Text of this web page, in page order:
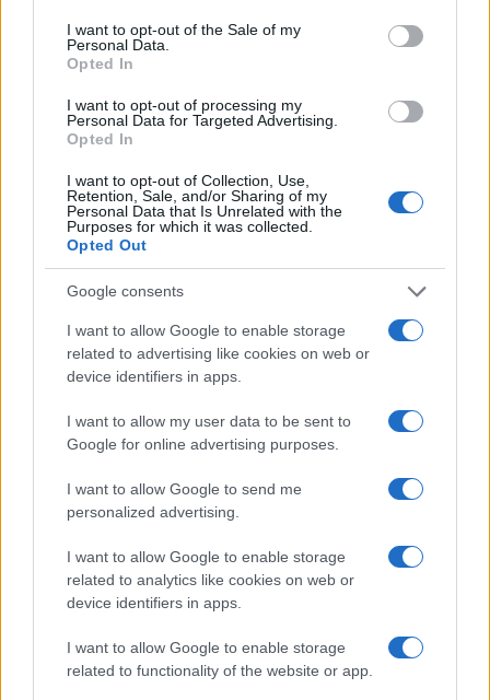
consent section.
I want to opt-out of the Sale of my
Personal Data.
Opted In
I want to opt-out of processing my
Personal Data for Targeted Advertising.
Opted In
I want to opt-out of Collection, Use,
Retention, Sale, and/or Sharing of my
Personal Data that Is Unrelated with the
Purposes for which it was collected.
Opted Out
Google consents
I want to allow Google to enable storage
related to advertising like cookies on web or
device identifiers in apps.
I want to allow my user data to be sent to
Google for online advertising purposes.
I want to allow Google to send me
personalized advertising.
I want to allow Google to enable storage
related to analytics like cookies on web or
device identifiers in apps.
I want to allow Google to enable storage
related to functionality of the website or app.
csapások „teljesen megsemmisítették” Irán
haderejét, és az iszlám rezsim
Az Egyesült Államok azonban a
konfliktus során komoly
veszteségeket szenvedett: a
CENTCOM áprilisban
bejelentette, hogy az „Epic Fury”
hadművelet során 13 amerikai
katona vesztette életét, további
399 pedig megsebesült.
Szintén áprilisban Iránnak sikerült lelőnie egy
amerikai légierő F-15 Eagle repülőgépet, ami
a gép pilótájának és navigátorának intenzív
keresését eredményezte, akiket végül
mindkettőt megmentettek – írja a The
Jeruslaem Post.